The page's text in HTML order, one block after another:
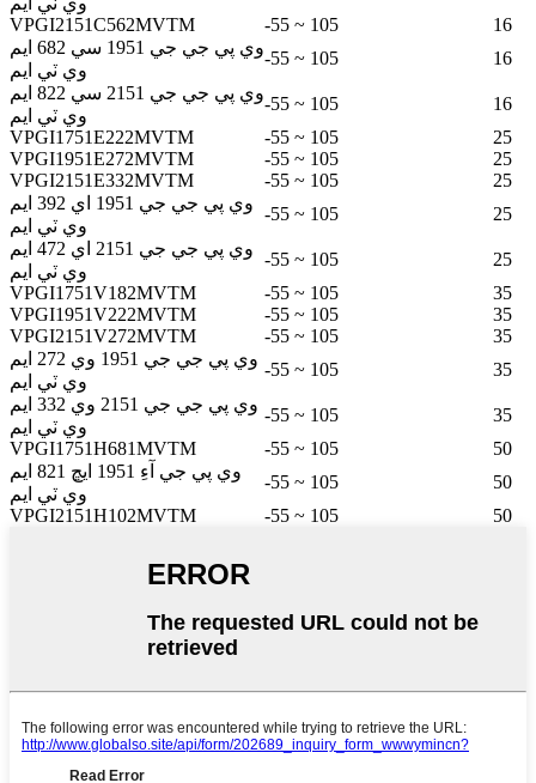
VPGI2151C562MVTM
-55 ~ 105
16
وي پي جي جي 1951 سي 682 ايم
وي ٽي ايم
-55 ~ 105
16
وي پي جي جي 2151 سي 822 ايم
وي ٽي ايم
-55 ~ 105
16
VPGI1751E222MVTM
-55 ~ 105
25
VPGI1951E272MVTM
-55 ~ 105
25
VPGI2151E332MVTM
-55 ~ 105
25
وي پي جي جي 1951 اي 392 ايم
وي ٽي ايم
-55 ~ 105
25
وي پي جي جي 2151 اي 472 ايم
وي ٽي ايم
-55 ~ 105
25
VPGI1751V182MVTM
-55 ~ 105
35
VPGI1951V222MVTM
-55 ~ 105
35
VPGI2151V272MVTM
-55 ~ 105
35
وي پي جي جي 1951 وي 272 ايم
وي ٽي ايم
-55 ~ 105
35
وي پي جي جي 2151 وي 332 ايم
وي ٽي ايم
-55 ~ 105
35
VPGI1751H681MVTM
-55 ~ 105
50
وي پي جي آءِ 1951 ايڇ 821 ايم
وي ٽي ايم
-55 ~ 105
50
VPGI2151H102MVTM
-55 ~ 105 50